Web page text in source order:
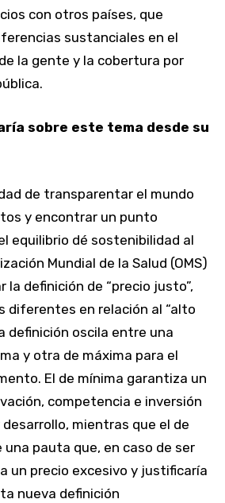
con otros países, que
sustanciales en el
la gente y la cobertura por
sobre este tema desde su
de transparentar el mundo
y encontrar un punto
equilibrio dé sostenibilidad al
Mundial de la Salud (OMS)
la definición de “precio justo”,
diferentes en relación al “alto
definición oscila entre una
y otra de máxima para el
El de mínima garantiza un
competencia e inversión
mientras que el de
pauta que, en caso de ser
un precio excesivo y justificaría
nueva definición